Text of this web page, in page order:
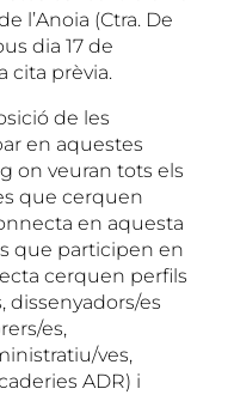
l’Anoia (Ctra. De
dia 17 de
cita prèvia.
de les
en aquestes
on veuran tots els
que cerquen
en aquesta
que participen en
cerquen perfils
dissenyadors/es
es,
ves,
ADR) i